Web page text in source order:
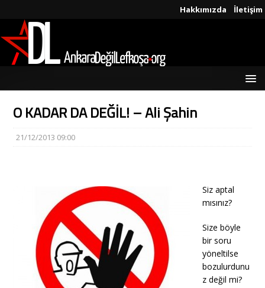
Hakkımızda İletişim
O KADAR DA DEĞİL! – Ali Şahin
21/12/2013 09:00
Siz aptal
mısınız?
Size böyle
bir soru
yöneltilse
bozulurdunu
z değil mi?